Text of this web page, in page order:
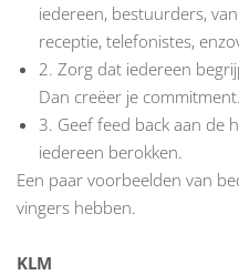
iedereen, bestuurders,
receptie, telefonistes,
2. Zorg dat iedereen
Dan creëer je commitment.
3. Geef feed back aan de
iedereen berokken.
Een paar voorbeelden van
vingers hebben.
KLM